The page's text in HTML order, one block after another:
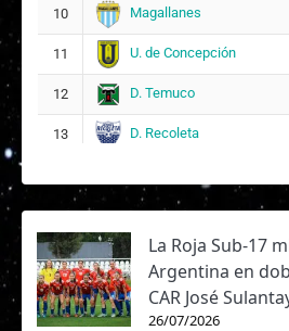
10 Magallanes
11 U. de Concepción
12 D. Temuco
13 D. Recoleta
La Roja Sub-17
Argentina en
CAR José
26/07/2026